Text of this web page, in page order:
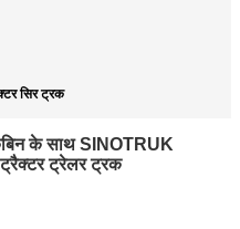
सिर ट्रक
के साथ SINOTRUK
ट्रेलर ट्रक